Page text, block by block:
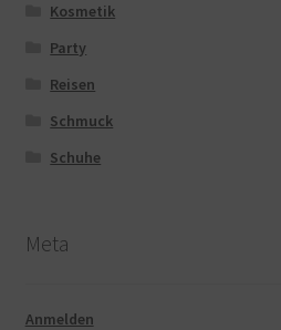
Kosmetik
Party
Reisen
Schmuck
Schuhe
Meta
Anmelden